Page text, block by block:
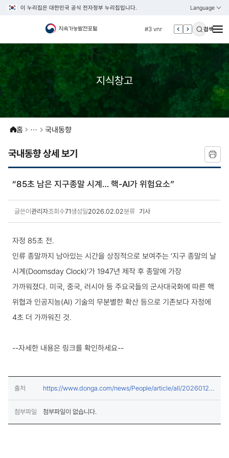
이 누리집은 대한민국 공식 전자정부 누리집입니다. Language
열기
KOREAN
ENGLISH
#3 vnr
#4 관세
#6 빈곤
#5 esg
#6 빈곤
검색
지식창고
홈 국내동향
국내동향 상세 보기
“85초 남은 지구종말 시계… 핵-AI가 위험요소”
글쓴이관리자조회수71생성일2026.02.02분류 기사
자정 85초 전.
인류 종말까지 남아있는 시간을 상징적으로 보여주는 ‘지구 종말의 날
시계(Doomsday Clock)’가 1947년 제작 후 종말에 가장
가까워졌다. 미국, 중국, 러시아 등 주요국들의 군사대국화에 따른 핵
위협과 인공지능(AI) 기술의 무분별한 확산 등으로 기존보다 자정에
4초 더 가까워진 것.
--자세한 내용은 링크를 확인하세요--
출처
https://www.donga.com/news/People/article/all/20260129
첨부파일
첨부파일이 없습니다.